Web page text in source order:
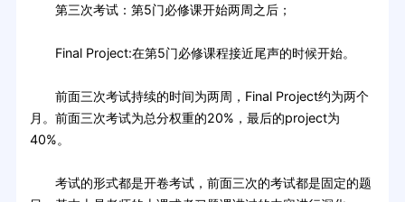
第三次考试：第5门必修课开始两周之后；
Final Project:在第5门必修课程接近尾声的时候开始。
前面三次考试持续的时间为两周，Final Project约为两个
月。前面三次考试为总分权重的20%，最后的project为
40%。
考试的形式都是开卷考试，前面三次的考试都是固定的题